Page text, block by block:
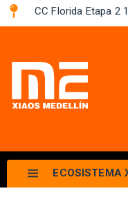
CC Florida Etapa 2
ECOSISTEMA